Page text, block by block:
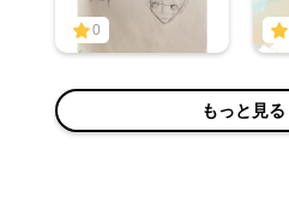
0
もっと見る